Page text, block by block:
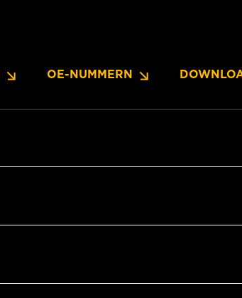
OE-NUMMERN